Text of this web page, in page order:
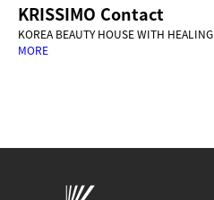
KRISSIMO Contact
KOREA BEAUTY HOUSE WITH HEALING
MORE